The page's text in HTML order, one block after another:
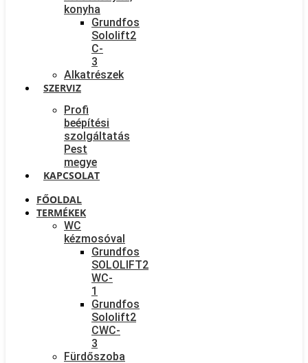
konyha
Grundfos
Sololift2
C-
3
Alkatrészek
SZERVIZ
Profi
beépítési
szolgáltatás
Pest
megye
KAPCSOLAT
FŐOLDAL
TERMÉKEK
WC
kézmosóval
Grundfos
SOLOLIFT2
WC-
1
Grundfos
Sololift2
CWC-
3
Fürdőszoba